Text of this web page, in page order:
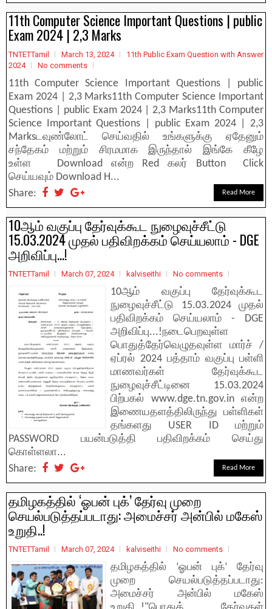
11th Computer Science Important Questions | public
Exam 2024 | 2,3 Marks
TNTETTamil March 13, 2024
11th Public Exam Question with Answer
2024
No comments
11th Computer Science Important Questions | public
Exam 2024 | 2,3 Marks11th Computer Science Important
Questions | public Exam 2024 | 2,3 Marks11th Computer
Science Important Questions | public Exam 2024 | 2,3
Marksடவுண்லோட் செய்வதில் உங்களுக்கு ஏதேனும்
சந்தேகம் மற்றும் சிரமமாக இருந்தால் இங்கே கீழே
உள்ள Download என்ற Red கலர் Button Click
செய்யவும் Download H...
Share:
Read More
10ஆம் வகுப்பு தேர்வுக்கூட நுழைவுச்சீட்டு
15.03.2024 முதல் பதிவிறக்கம் செய்யலாம் - DGE
அறிவிப்பு...!
TNTETTamil March 07, 2024 kalviseithi No comments
10ஆம் வகுப்பு தேர்வுக்கூட
நுழைவுச்சீட்டு 15.03.2024 முதல்
பதிவிறக்கம் செய்யலாம் - DGE
அறிவிப்பு...!நடைபெறவுள்ள
பொதுத்தேர்வெழுதவுள்ள மார்ச் /
ஏப்ரல் 2024 பத்தாம் வகுப்பு பள்ளி
மாணவர்கள் தேர்வுக்கூட
நுழைவுச்சீட்டினை 15.03.2024
பிற்பகல் www.dge.tn.gov.in என்ற
இணையதளத்திலிருந்து பள்ளிகள்
தங்களது USER ID மற்றும்
PASSWORD பயன்படுத்தி பதிவிறக்கம் செய்து
கொள்ளலா...
Share:
Read More
தமிழகத்தில் ‘ஓபன் புக்’ தேர்வு முறை
செயல்படுத்தப்படாது: அமைச்சர் அன்பில் மகேஸ்
உறுதி..!
TNTETTamil March 07, 2024 kalviseithi No comments
தமிழகத்தில் ‘ஓபன் புக்’ தேர்வு
முறை செயல்படுத்தப்படாது:
அமைச்சர் அன்பில் மகேஸ்